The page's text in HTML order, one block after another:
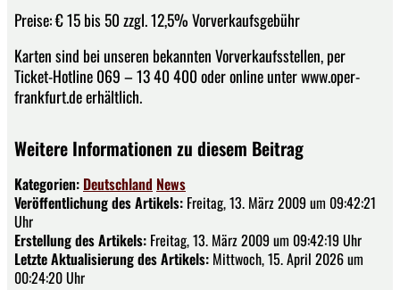
Preise: € 15 bis 50 zzgl. 12,5% Vorverkaufsgebühr
Karten sind bei unseren bekannten Vorverkaufsstellen, per
Ticket-Hotline 069 – 13 40 400 oder online unter www.oper-
frankfurt.de erhältlich.
Weitere Informationen zu diesem Beitrag
Kategorien: Deutschland News
Veröffentlichung des Artikels: Freitag, 13. März 2009 um 09:42:21
Uhr
Erstellung des Artikels: Freitag, 13. März 2009 um 09:42:19 Uhr
Letzte Aktualisierung des Artikels: Mittwoch, 15. April 2026 um
00:24:20 Uhr